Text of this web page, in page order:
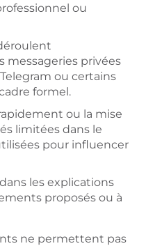
ou
messageries privées
Telegram ou certains
formel.
ou la mise
limitées dans le
pour influencer
les explications
proposés ou à
ne permettent pas